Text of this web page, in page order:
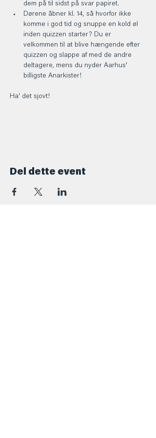
dem på til sidst på svar papiret.
Dørene åbner kl. 14, så hvorfor ikke
komme i god tid og snuppe en kold øl
inden quizzen starter? Du er
velkommen til at blive hængende efter
quizzen og slappe af med de andre
deltagere, mens du nyder Aarhus'
billigste Anarkister!
Ha' det sjovt!
Del dette event